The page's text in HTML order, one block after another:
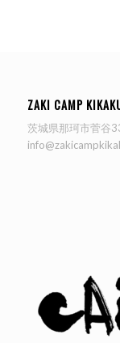
ZAKI CAMP
茨城県那珂市菅谷